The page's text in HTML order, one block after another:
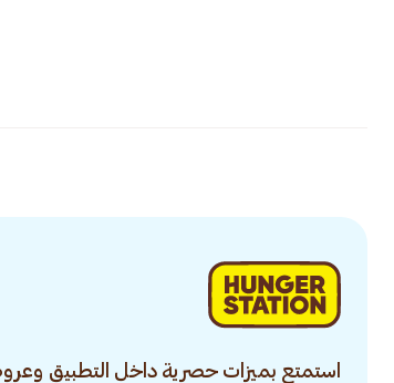
استمتع بميزات حصرية داخل التطبيق